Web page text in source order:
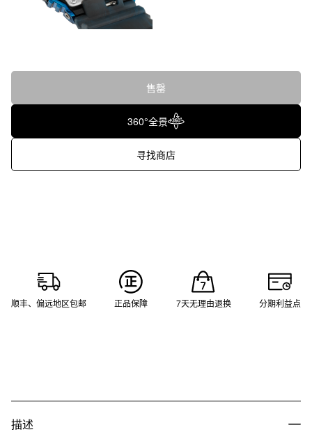
售罄
360°全景
寻找商店
顺丰、偏远地区包邮 正品保障 7天无理由退换 分期利益点
描述